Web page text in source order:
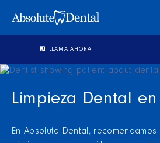
LLAMA AHORA
Limpieza Dental en
En Absolute Dental,